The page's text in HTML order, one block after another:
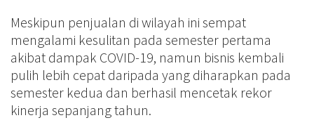
Meskipun penjualan di wilayah ini sempat
mengalami kesulitan pada semester pertama
akibat dampak COVID-19, namun bisnis kembali
pulih lebih cepat daripada yang diharapkan pada
semester kedua dan berhasil mencetak rekor
kinerja sepanjang tahun.